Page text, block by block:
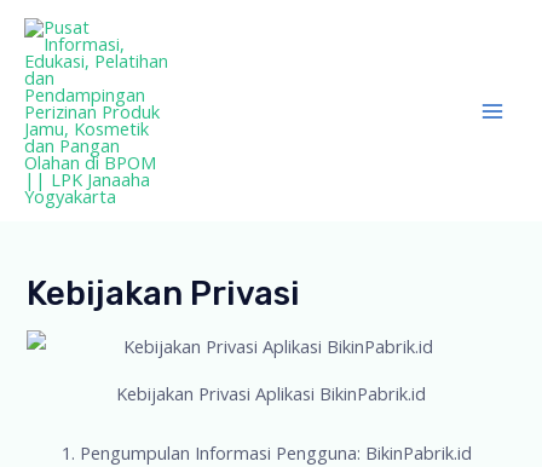
Lewati
konten
Kebijakan Privasi
Kebijakan Privasi Aplikasi BikinPabrik.id
Pengumpulan Informasi Pengguna: BikinPabrik.id